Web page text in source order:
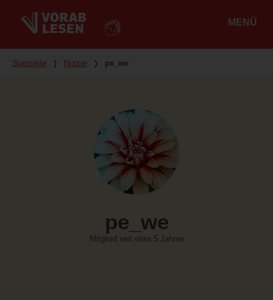
MENÜ
Du bist hier
Startseite ❭ Nutzer ❭ pe_we
pe_we
Mitglied seit etwa 5 Jahren